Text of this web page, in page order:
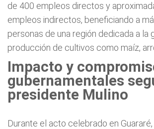
de 400 empleos directos y
empleos indirectos, beneficiando a
personas de una región dedicada a la
producción de cultivos como maíz,
Impacto y
gubernamentales
presidente Mulino
Durante el acto celebrado en